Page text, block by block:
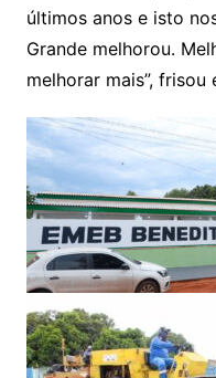
últimos anos e isto
Grande melhorou.
melhorar mais”, frisou